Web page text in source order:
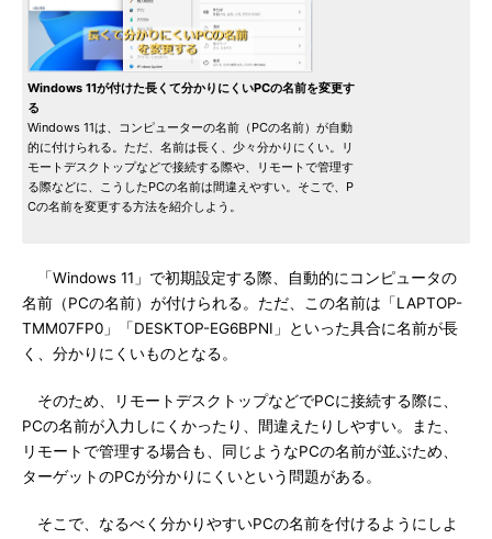
Windows 11が付けた長くて分かりにくいPCの名前を変更す
る
Windows 11は、コンピューターの名前（PCの名前）が自動
的に付けられる。ただ、名前は長く、少々分かりにくい。リ
モートデスクトップなどで接続する際や、リモートで管理す
る際などに、こうしたPCの名前は間違えやすい。そこで、P
Cの名前を変更する方法を紹介しよう。
「Windows 11」で初期設定する際、自動的にコンピュータの
名前（PCの名前）が付けられる。ただ、この名前は「LAPTOP-
TMM07FP0」「DESKTOP-EG6BPNI」といった具合に名前が長
く、分かりにくいものとなる。
そのため、リモートデスクトップなどでPCに接続する際に、
PCの名前が入力しにくかったり、間違えたりしやすい。また、
リモートで管理する場合も、同じようなPCの名前が並ぶため、
ターゲットのPCが分かりにくいという問題がある。
そこで、なるべく分かりやすいPCの名前を付けるようにしよ